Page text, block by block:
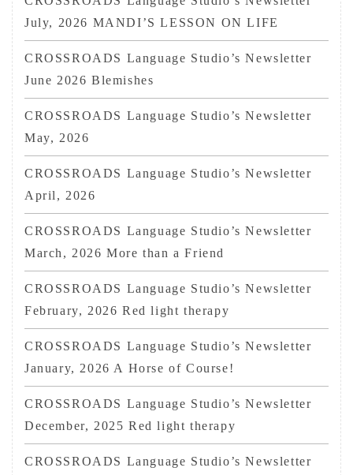
July, 2026 MANDI’S LESSON ON LIFE
CROSSROADS Language Studio’s Newsletter
June 2026 Blemishes
CROSSROADS Language Studio’s Newsletter
May, 2026
CROSSROADS Language Studio’s Newsletter
April, 2026
CROSSROADS Language Studio’s Newsletter
March, 2026 More than a Friend
CROSSROADS Language Studio’s Newsletter
February, 2026 Red light therapy
CROSSROADS Language Studio’s Newsletter
January, 2026 A Horse of Course!
CROSSROADS Language Studio’s Newsletter
December, 2025 Red light therapy
CROSSROADS Language Studio’s Newsletter